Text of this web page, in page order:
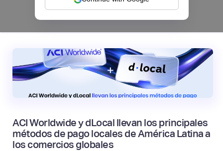
ACI Worldwide y dLocal llevan los principales
métodos de pago locales de América Latina a
los comercios globales